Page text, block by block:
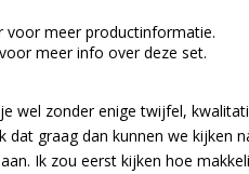
voor meer productinformatie.
meer info over deze set.
wel zonder enige twijfel,
graag dan kunnen we
Ik zou eerst kijken hoe